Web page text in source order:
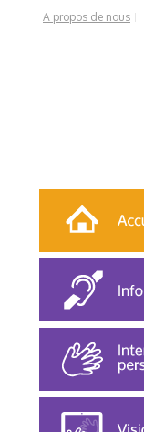
A propos de nous